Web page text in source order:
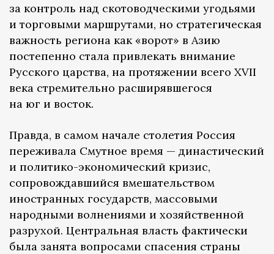
за контроль над скотоводческими угодьями
и торговыми маршрутами, но стратегическая
важность региона как «ворот» в Азию
постепенно стала привлекать внимание
Русского царства, на протяжении всего XVII
века стремительно расширявшегося
на юг и восток.
Правда, в самом начале столетия Россия
переживала Смутное время — династический
и политико-экономический кризис,
сопровождавшийся вмешательством
иностранных государств, массовыми
народными волнениями и хозяйственной
разрухой. Центральная власть фактически
была занята вопросами спасения страны